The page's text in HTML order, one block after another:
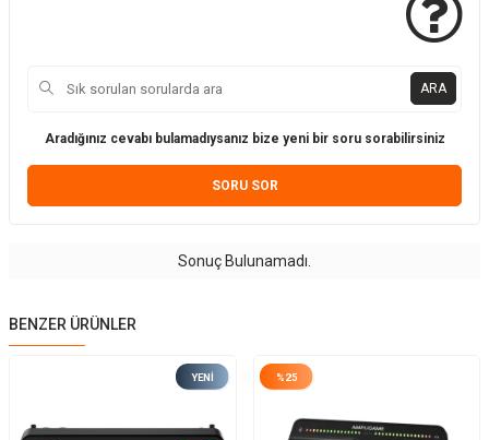
ARA
Aradığınız cevabı bulamadıysanız bize yeni bir soru sorabilirsiniz
SORU SOR
Sonuç Bulunamadı.
BENZER ÜRÜNLER
YENI %25